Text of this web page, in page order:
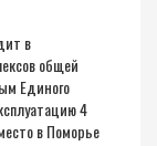
в
общей
Единого
4
в Поморье